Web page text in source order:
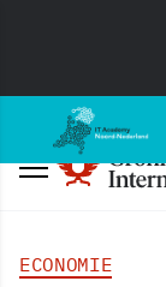
ECONOMIE